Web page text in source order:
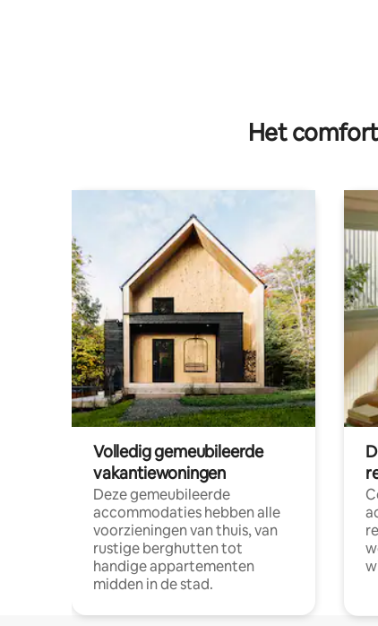
Het
Volledig gemeubileerde
vakantiewoningen
Deze gemeubileerde
accommodaties hebben alle
voorzieningen van thuis, van
rustige berghutten tot
handige appartementen
midden in de stad.